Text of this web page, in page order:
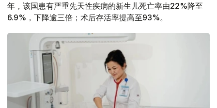
年，该国患有严重先天性疾病的新生儿死亡率由22%降至
6.9%，下降逾三倍；术后存活率提高至93%。